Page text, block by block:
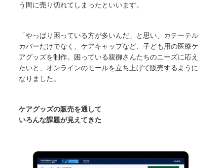
う間に売り切れてしまったといいます。
「やっぱり困っている方が多いんだ」と思い、カテーテル
カバーだけでなく、ケアキャップなど、子ども用の医療ケ
アグッズを制作。困っている親御さんたちのニーズに応え
たいと、オンラインのモールを立ち上げて販売するように
なりました。
ケアグッズの販売を通して
いろんな課題が見えてきた